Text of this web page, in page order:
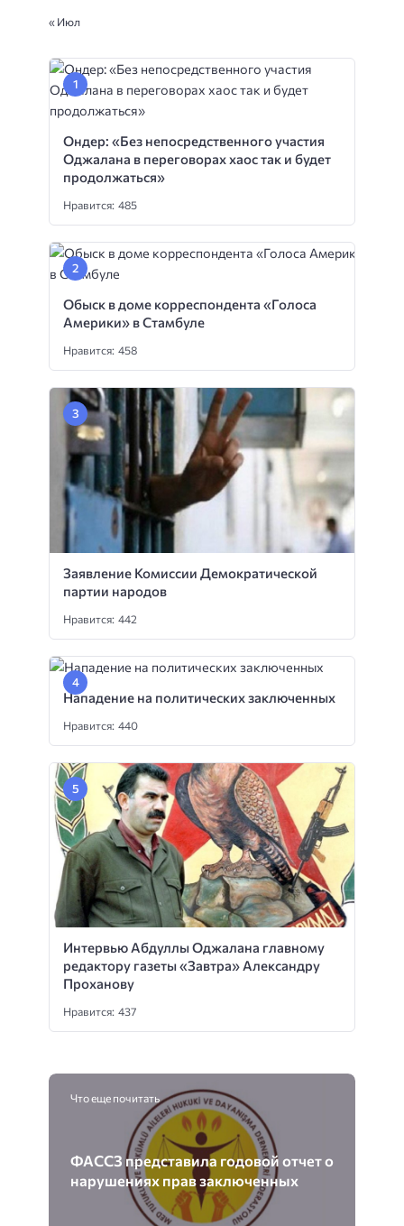
« Июл
Ондер: «Без непосредственного участия
Оджалана в переговорах хаос так и будет
продолжаться»
Нравится: 485
Обыск в доме корреспондента «Голоса
Америки» в Стамбуле
Нравится: 458
Заявление Комиссии Демократической
партии народов
Нравится: 442
Нападение на политических заключенных
Нравится: 440
Интервью Абдуллы Оджалана главному
редактору газеты «Завтра» Александру
Проханову
Нравится: 437
Что еще почитать
ФАССЗ представила годовой отчет о
нарушениях прав заключенных